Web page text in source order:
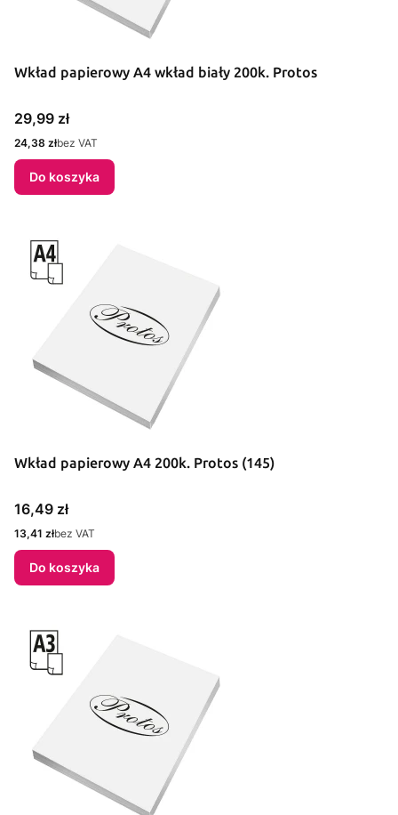
Wkład papierowy A4 wkład biały 200k. Protos
Cena
29,99 zł
Cena
24,38 złbez VAT
Do koszyka
Wkład papierowy A4 200k. Protos (145)
Cena
16,49 zł
Cena
13,41 złbez VAT
Do koszyka